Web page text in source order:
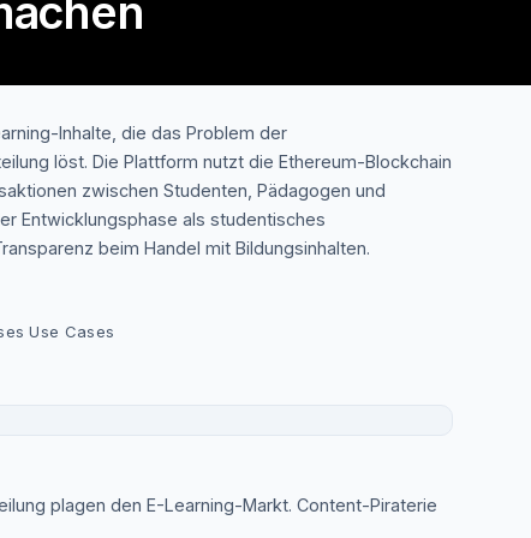
Inhalte, die das Problem der
löst. Die Plattform nutzt die Ethereum-Blockchain
zwischen Studenten, Pädagogen und
Entwicklungsphase als studentisches
beim Handel mit Bildungsinhalten.
Use Cases
plagen den E-Learning-Markt. Content-Piraterie